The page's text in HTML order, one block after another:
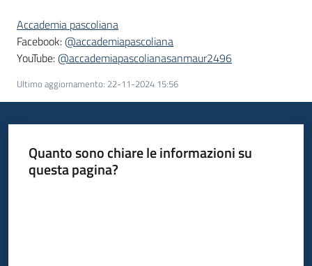
Accademia pascoliana
Facebook:@accademiapascoliana
YouTube:@accademiapascolianasanmaur2496
Ultimo aggiornamento: 22-11-2024 15:56
Quanto sono chiare le informazioni su
questa pagina?